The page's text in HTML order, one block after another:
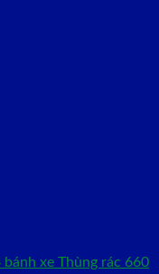
Thùng rác 660